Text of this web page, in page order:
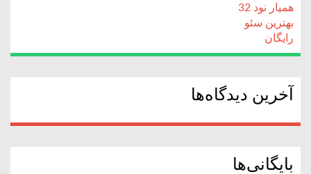
همیار نود 32
بهترین سئو
رایگان
آخرین دیدگاه‌ها
بایگانی‌ها